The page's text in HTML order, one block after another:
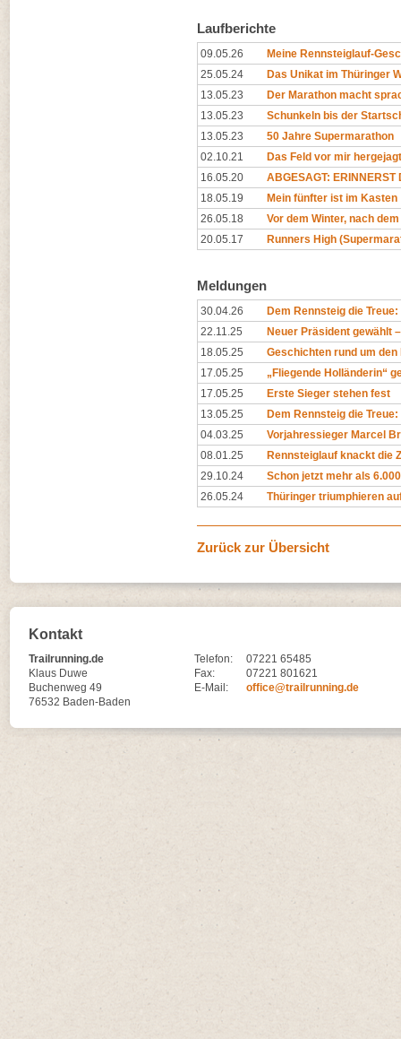
Laufberichte
09.05.26
Meine Rennsteiglauf-
25.05.24
Das Unikat im Thüringer
13.05.23
Der Marathon macht
13.05.23
Schunkeln bis der
13.05.23
50 Jahre Supermarathon
02.10.21
Das Feld vor mir hergejagt
16.05.20
ABGESAGT: ERINNERST
18.05.19
Mein fünfter ist im Kasten
26.05.18
Vor dem Winter, nach
20.05.17
Runners High
Meldungen
30.04.26
Dem Rennsteig die
22.11.25
Neuer Präsident gewählt
18.05.25
Geschichten rund um den
17.05.25
„Fliegende Holländerin“
17.05.25
Erste Sieger stehen fest
13.05.25
Dem Rennsteig die
04.03.25
Vorjahressieger Marcel
08.01.25
Rennsteiglauf knackt die
29.10.24
Schon jetzt mehr als
26.05.24
Thüringer triumphieren
Zurück zur Übersicht
Kontakt
Trailrunning.de
Klaus Duwe
Buchenweg 49
76532 Baden-Baden
Telefon:
07221 65485
Fax:
07221 801621
E-Mail:
office@trailrunning.de